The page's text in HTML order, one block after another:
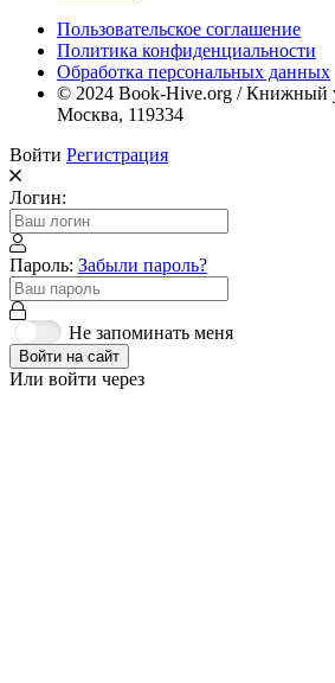
Пользовательское соглашение
Политика конфиденциальности
Обработка персональных данных
© 2024 Book-Hive.org / Книжный
Москва, 119334
Войти Регистрация
Логин:
Пароль: Забыли пароль?
Не запоминать меня
Войти на сайт
Или войти через